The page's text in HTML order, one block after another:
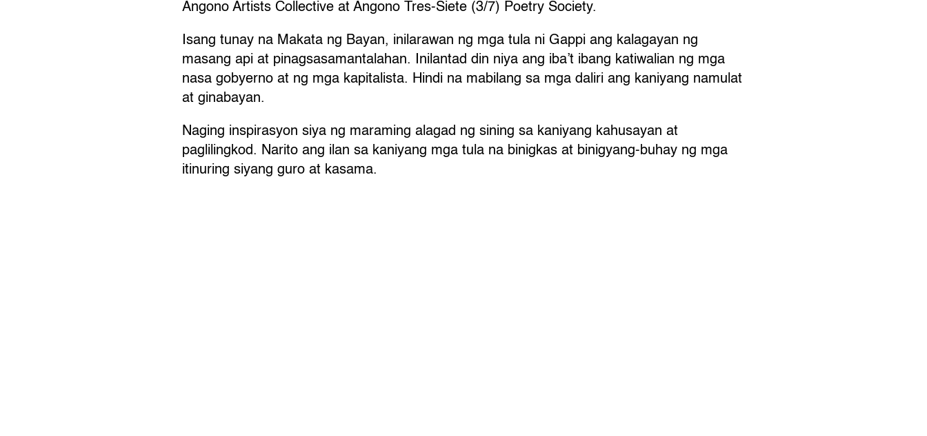
Angono Artists Collective at Angono Tres-Siete (3/7) Poetry Society.
Isang tunay na Makata ng Bayan, inilarawan ng mga tula ni Gappi ang kalagayan ng
masang api at pinagsasamantalahan. Inilantad din niya ang iba’t ibang katiwalian ng mga
nasa gobyerno at ng mga kapitalista. Hindi na mabilang sa mga daliri ang kaniyang namulat
at ginabayan.
Naging inspirasyon siya ng maraming alagad ng sining sa kaniyang kahusayan at
paglilingkod. Narito ang ilan sa kaniyang mga tula na binigkas at binigyang-buhay ng mga
itinuring siyang guro at kasama.